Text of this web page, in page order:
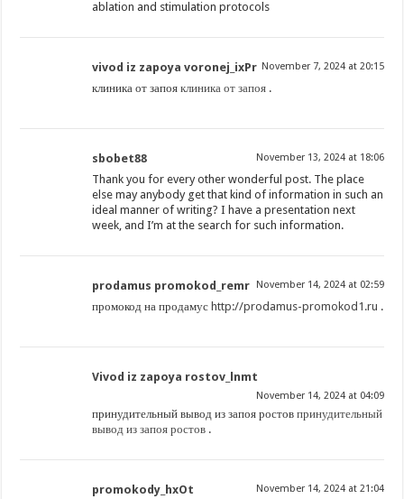
ablation and stimulation protocols
vivod iz zapoya voronej_ixPr November 7, 2024 at 20:15
клиника от запояклиника от запоя .
sbobet88 November 13, 2024 at 18:06
Thank you for every other wonderful post. The place
else may anybody get that kind of information in such an
ideal manner of writing? I have a presentation next
week, and I’m at the search for such information.
prodamus promokod_remr November 14, 2024 at 02:59
промокод на продамус http://prodamus-promokod1.ru .
Vivod iz zapoya rostov_lnmt
November 14, 2024 at 04:09
принудительный вывод из запоя ростовпринудительный
вывод из запоя ростов .
promokody_hxOt November 14, 2024 at 21:04